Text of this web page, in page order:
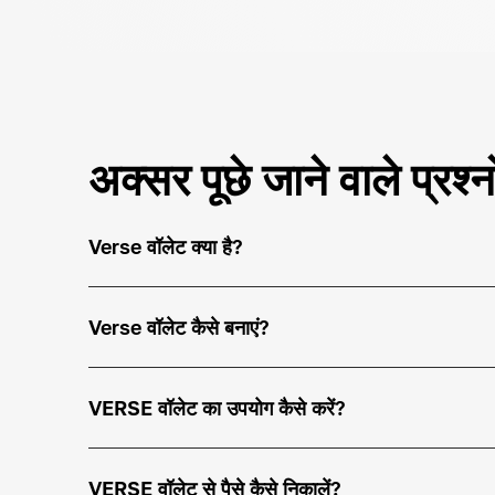
अक्सर पूछे जाने वाले
Verse वॉलेट क्या है?
Verse वॉलेट कैसे बनाएं?
VERSE वॉलेट का उपयोग कैसे करें?
VERSE वॉलेट से पैसे कैसे निकालें?